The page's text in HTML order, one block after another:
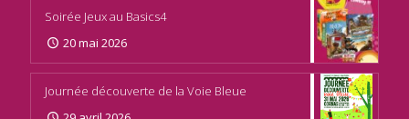
Soirée Jeux au Basics4
20 mai 2026
Journée découverte de la Voie Bleue